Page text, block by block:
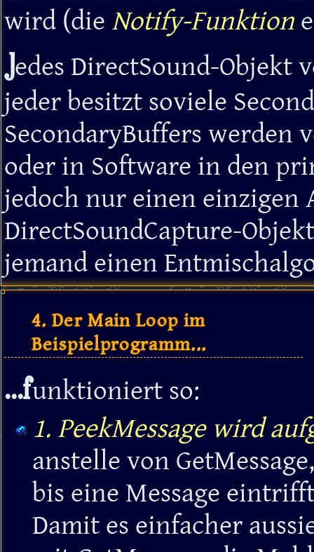
wird (die Notify-Funktion
Jedes DirectSound-Objekt
jeder besitzt soviele
SecondaryBuffers werden
oder in Software in den
jedoch nur einen einzigen
DirectSoundCapture-
jemand einen
4. Der Main Loop im
Beispielprogramm...
...funktioniert so:
1. PeekMessage wird
anstelle von
bis eine Message
Damit es einfacher